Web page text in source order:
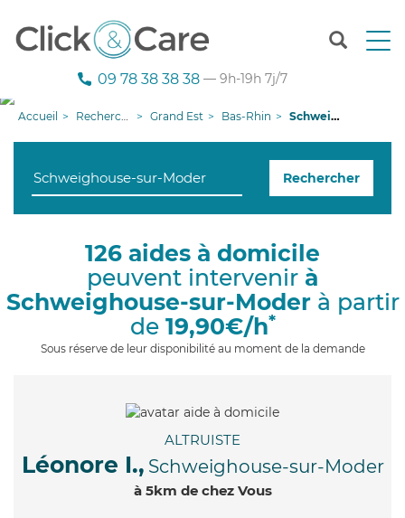
T
n
g
o
n
09 78 38 38 38 — 9h-19h 7j/7
Accueil Recherche aide à domicile Grand Est Bas-Rhin Schweighouse-sur-Moder
Rechercher
126 aides à domicile
peuvent intervenir à
Schweighouse-sur-Moderà partir
de 19,90€/h*
Sous réserve de leur disponibilité au moment de la demande
ALTRUISTE
Léonore I., Schweighouse-sur-Moder
à 5km de chez Vous